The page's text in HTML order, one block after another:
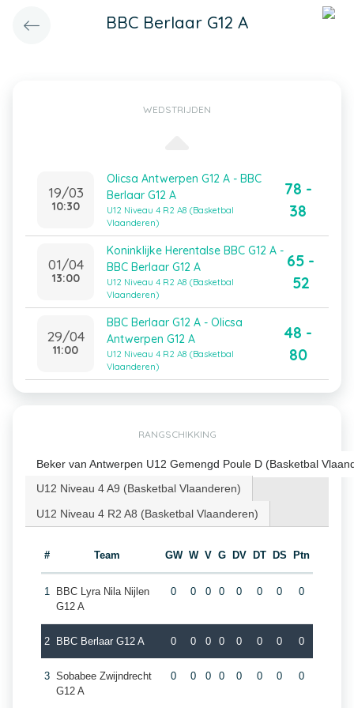
BBC Berlaar G12 A
WEDSTRIJDEN
19/03
10:30
Olicsa Antwerpen G12 A - BBC
Berlaar G12 A
U12 Niveau 4 R2 A8 (Basketbal
Vlaanderen)
78 -
38
01/04
13:00
Koninklijke Herentalse BBC G12 A -
BBC Berlaar G12 A
U12 Niveau 4 R2 A8 (Basketbal
Vlaanderen)
65 -
52
29/04
11:00
BBC Berlaar G12 A - Olicsa
Antwerpen G12 A
U12 Niveau 4 R2 A8 (Basketbal
Vlaanderen)
48 -
80
RANGSCHIKKING
Beker van Antwerpen U12 Gemengd Poule D (Basketbal
U12 Niveau 4 A9 (Basketbal Vlaanderen)
U12 Niveau 4 R2 A8 (Basketbal Vlaanderen)
# Team GW W V G DV DT DS Ptn
1
BBC Lyra Nila Nijlen
G12 A
0 0 0 0 0 0 0 0
2 BBC Berlaar G12 A 0 0 0 0 0 0 0 0
3 Sobabee Zwijndrecht
G12 A
0 0 0 0 0 0 0 0